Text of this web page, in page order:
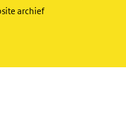
archief